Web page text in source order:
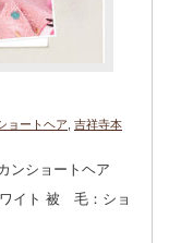
ョートヘア 吉祥寺本
ンショートヘア
イト 被 毛：ショ